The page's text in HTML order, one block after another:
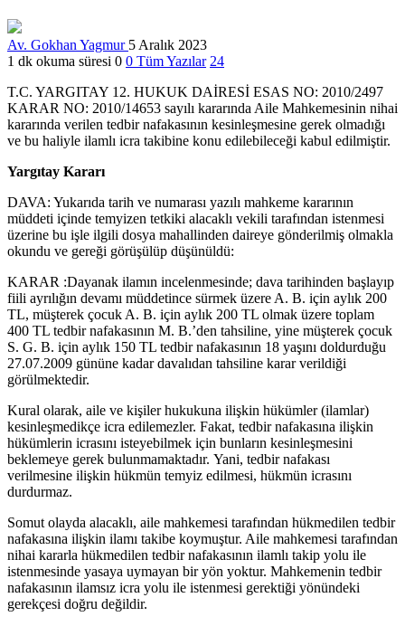
Av. Gokhan Yagmur 5 Aralık 2023
1 dk okuma süresi 0 0 Tüm Yazılar 24
T.C. YARGITAY 12. HUKUK DAİRESİ ESAS NO: 2010/2497
KARAR NO: 2010/14653 sayılı kararında Aile Mahkemesinin nihai
kararında verilen tedbir nafakasının kesinleşmesine gerek olmadığı
ve bu haliyle ilamlı icra takibine konu edilebileceği kabul edilmiştir.
Yargıtay Kararı
DAVA: Yukarıda tarih ve numarası yazılı mahkeme kararının
müddeti içinde temyizen tetkiki alacaklı vekili tarafından istenmesi
üzerine bu işle ilgili dosya mahallinden daireye gönderilmiş olmakla
okundu ve gereği görüşülüp düşünüldü:
KARAR :Dayanak ilamın incelenmesinde; dava tarihinden başlayıp
fiili ayrılığın devamı müddetince sürmek üzere A. B. için aylık 200
TL, müşterek çocuk A. B. için aylık 200 TL olmak üzere toplam
400 TL tedbir nafakasının M. B.’den tahsiline, yine müşterek çocuk
S. G. B. için aylık 150 TL tedbir nafakasının 18 yaşını doldurduğu
27.07.2009 gününe kadar davalıdan tahsiline karar verildiği
görülmektedir.
Kural olarak, aile ve kişiler hukukuna ilişkin hükümler (ilamlar)
kesinleşmedikçe icra edilemezler. Fakat, tedbir nafakasına ilişkin
hükümlerin icrasını isteyebilmek için bunların kesinleşmesini
beklemeye gerek bulunmamaktadır. Yani, tedbir nafakası
verilmesine ilişkin hükmün temyiz edilmesi, hükmün icrasını
durdurmaz.
Somut olayda alacaklı, aile mahkemesi tarafından hükmedilen tedbir
nafakasına ilişkin ilamı takibe koymuştur. Aile mahkemesi tarafından
nihai kararla hükmedilen tedbir nafakasının ilamlı takip yolu ile
istenmesinde yasaya uymayan bir yön yoktur. Mahkemenin tedbir
nafakasının ilamsız icra yolu ile istenmesi gerektiği yönündeki
gerekçesi doğru değildir.